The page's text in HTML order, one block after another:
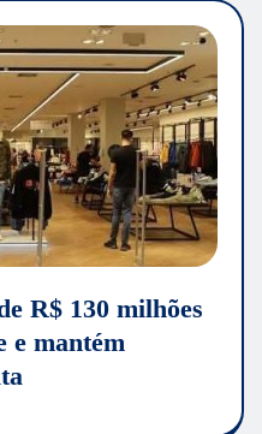
R$ 130 milhões
e mantém